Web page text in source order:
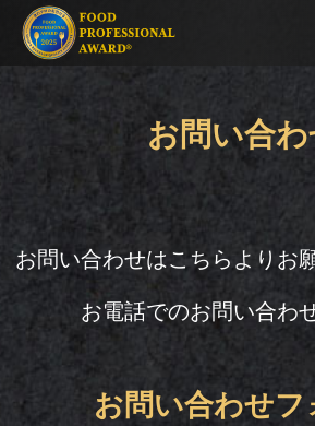
お問い合
お問い合わせはこちらよりお
お電話でのお問い合わ
お問い合わせフ